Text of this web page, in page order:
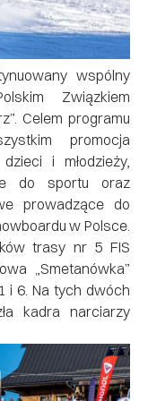
wspólny
Związkiem
Celem programu
promocja
i młodzieży,
do sportu oraz
prowadzące do
w Polsce.
trasy nr 5 FIS
„Smetanówka”
i 6. Na tych dwóch
kadra narciarzy